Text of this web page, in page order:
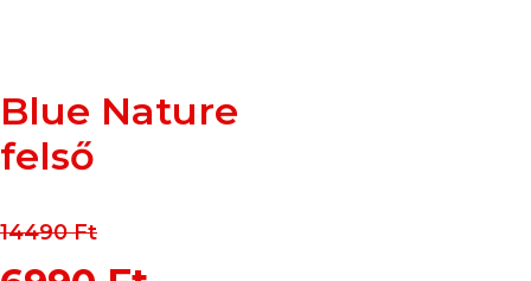
Blue Nature
felső
14490Ft